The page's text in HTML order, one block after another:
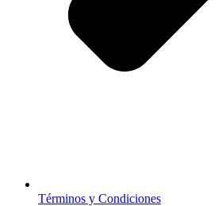
Términos y Condiciones